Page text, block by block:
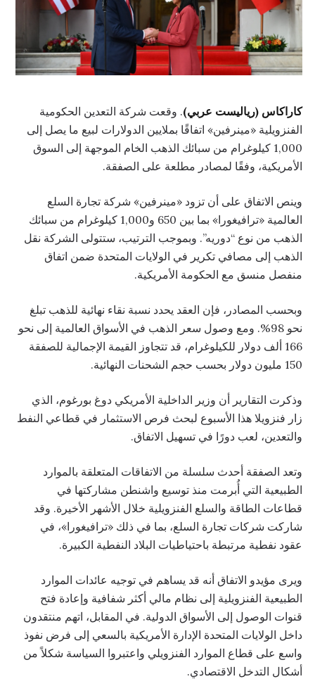
كاراكاس (رياليست عربي). وقعت شركة التعدين الحكومية
الفنزويلية «مينرفين» اتفاقًا بملايين الدولارات لبيع ما يصل إلى
1,000 كيلوغرام من سبائك الذهب الخام الموجهة إلى السوق
الأمريكية، وفقًا لمصادر مطلعة على الصفقة.
وينص الاتفاق على أن تزود «مينرفين» شركة تجارة السلع
العالمية «ترافيغورا» بما بين 650 و1,000 كيلوغرام من سبائك
الذهب من نوع “دوريه”. وبموجب الترتيب، ستتولى الشركة نقل
الذهب إلى مصافي تكرير في الولايات المتحدة ضمن اتفاق
منفصل منسق مع الحكومة الأمريكية.
وبحسب المصادر، فإن العقد يحدد نسبة نقاء نهائية للذهب تبلغ
نحو 98%. ومع وصول سعر الذهب في الأسواق العالمية إلى نحو
166 ألف دولار للكيلوغرام، قد تتجاوز القيمة الإجمالية للصفقة
150 مليون دولار بحسب حجم الشحنات النهائية.
وذكرت التقارير أن وزير الداخلية الأمريكي دوغ بورغوم، الذي
زار فنزويلا هذا الأسبوع لبحث فرص الاستثمار في قطاعي النفط
والتعدين، لعب دورًا في تسهيل الاتفاق.
وتعد الصفقة أحدث سلسلة من الاتفاقات المتعلقة بالموارد
الطبيعية التي أُبرمت منذ توسيع واشنطن مشاركتها في
قطاعات الطاقة والسلع الفنزويلية خلال الأشهر الأخيرة. وقد
شاركت شركات تجارة السلع، بما في ذلك «ترافيغورا»، في
عقود نفطية مرتبطة باحتياطيات البلاد النفطية الكبيرة.
ويرى مؤيدو الاتفاق أنه قد يساهم في توجيه عائدات الموارد
الطبيعية الفنزويلية إلى نظام مالي أكثر شفافية وإعادة فتح
قنوات الوصول إلى الأسواق الدولية. في المقابل، اتهم منتقدون
داخل الولايات المتحدة الإدارة الأمريكية بالسعي إلى فرض نفوذ
واسع على قطاع الموارد الفنزويلي واعتبروا السياسة شكلاً من
أشكال التدخل الاقتصادي.